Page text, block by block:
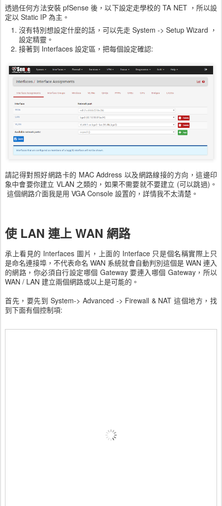
透過任何方法安裝 pfSense 後，以下設定走學校的 TA NET ，所以設
定以 Static IP 為主。
沒有特別想設定什麼的話，可以先走 System -> Setup Wizard ，
設定精靈。
接著到 Interfaces 設定區，把每個設定確認:
請記得對照好網路卡的 MAC Address 以及網路線接的方向，這邊印
象中會要你建立 VLAN 之類的，如果不需要就不要建立 (可以跳過)。
這個網路介面我是用 VGA Console 設置的，詳情我不太清楚。
使 LAN 連上 WAN 網路
承上看見的 Interfaces 圖片，上面的 Interface 只是個名稱實際上只
是命名連接埠，不代表命名 WAN 系統就會自動判別這個是 WAN 連入
的網路，你必須自行設定哪個 Gateway 要連入哪個 Gateway，所以
WAN / LAN 建立兩個網路或以上是可能的。
首先，要先到 System-> Advanced -> Firewall & NAT 這個地方，找
到下面有個控制項: